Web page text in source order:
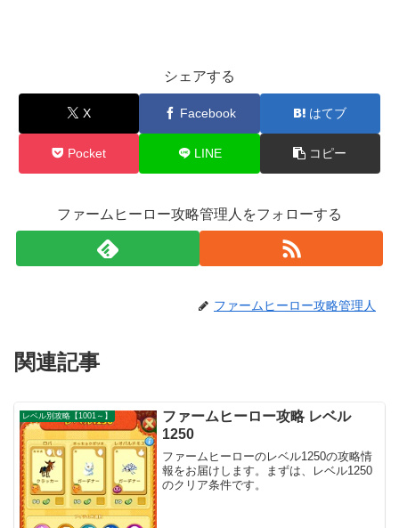
シェアする
X Facebook はてブ
Pocket LINE コピー
ファームヒーロー攻略管理人をフォローする
ファームヒーロー攻略管理人
関連記事
レベル別攻略【1001～】
ファームヒーロー攻略 レベル
1250
ファームヒーローのレベル1250の攻略情
報をお届けします。まずは、レベル1250
のクリア条件です。